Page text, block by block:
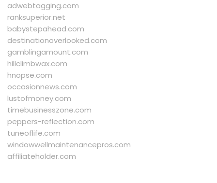
adwebtagging.com
ranksuperior.net
babystepahead.com
destinationoverlooked.com
gamblingamount.com
hillclimbwax.com
hnopse.com
occasionnews.com
lustofmoney.com
timebusinesszone.com
peppers-reflection.com
tuneoflife.com
windowwellmaintenancepros.com
affiliateholder.com